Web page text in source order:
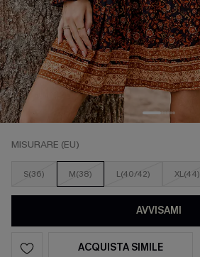
MISURARE (EU)
S(36) M(38) L(40/42) XL(44)
AVVISAMI
ACQUISTA SIMILE